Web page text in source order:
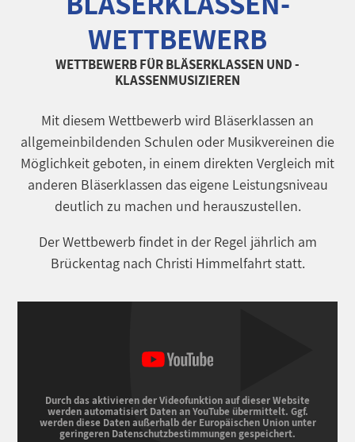
WETTBEWERB
WETTBEWERB FÜR BLÄSERKLASSEN UND ­
KLASSENMUSIZIEREN
Mit diesem Wettbewerb wird Bläserklassen an
allgemeinbildenden Schulen oder Musikvereinen die
Möglichkeit geboten, in einem direkten Vergleich mit
anderen Bläserklassen das eigene Leistungsniveau
deutlich zu machen und herauszustellen.
Der Wettbewerb findet in der Regel jährlich am
Brückentag nach Christi Himmelfahrt statt.
Durch das aktivieren der Videofunktion auf dieser Website
werden automatisiert Daten an YouTube übermittelt. Ggf.
werden diese Daten außerhalb der Europäischen Union unter
geringeren Datenschutzbestimmungen gespeichert.